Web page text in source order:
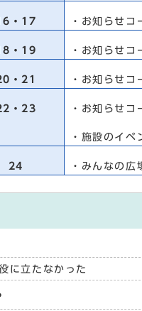
・17 ・お知らせ
・19 ・お知らせ
・21 ・お知らせ
・23 ・お知らせ
・施設のイベ
24 ・みんなの広
に立たなかった